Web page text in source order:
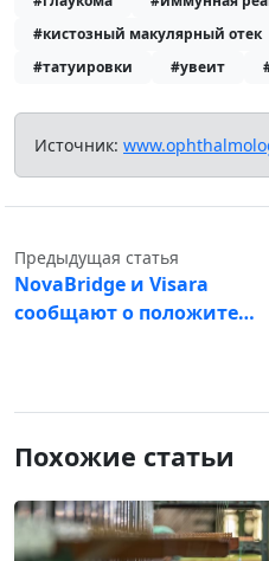
#кистозный макулярный отек
#татуировки
#увеит
Источник:
Предыдущая статья
NovaBridge и Visara
сообщают о положите…
Похожие статьи